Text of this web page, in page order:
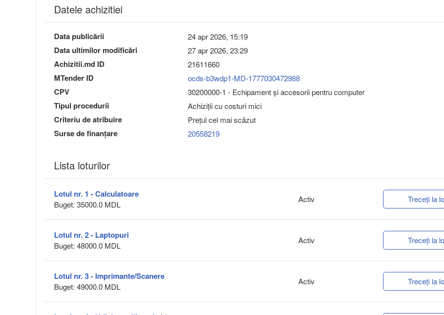
Datele achizitiei
Data publicării 24 apr 2026, 15:19
Data ultimilor modificări 27 apr 2026, 23:29
Achizitii.md ID 21611660
MTender ID ocds-b3wdp1-MD-1777030472988
CPV 30200000-1 - Echipament şi accesorii pentru computer
Tipul procedurii Achiziții cu costuri mici
Criteriu de atribuire Preţul cel mai scăzut
Surse de finanțare 20558219
Lista loturilor
Lotul nr. 1 - Calculatoare
Buget: 35000.0 MDL
Activ Treceți la
Lotul nr. 2 - Laptopuri
Buget: 48000.0 MDL
Activ Treceți la
Lotul nr. 3 - Imprimante/Scanere
Buget: 49000.0 MDL
Activ Treceți la